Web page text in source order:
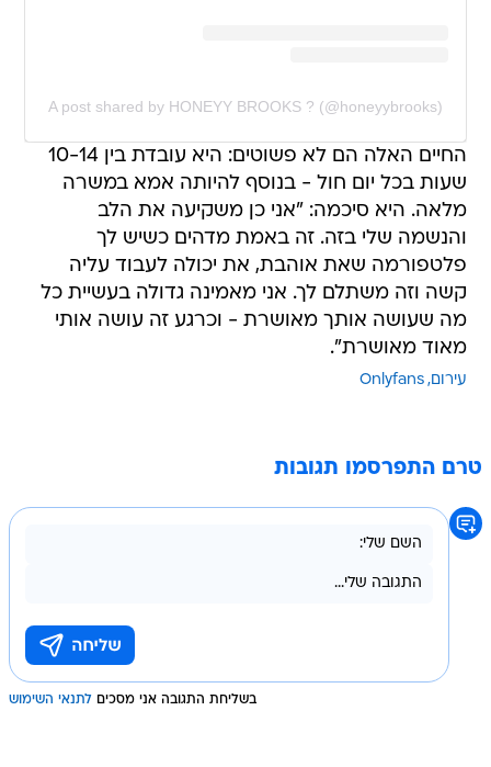
A post shared by HONEYY BROOKS ? (@honeyybrooks)
החיים האלה הם לא פשוטים: היא עובדת בין 10-14
שעות בכל יום חול - בנוסף להיותה אמא במשרה
מלאה. היא סיכמה: "אני כן משקיעה את הלב
והנשמה שלי בזה. זה באמת מדהים כשיש לך
פלטפורמה שאת אוהבת, את יכולה לעבוד עליה
קשה וזה משתלם לך. אני מאמינה גדולה בעשיית כל
מה שעושה אותך מאושרת - וכרגע זה עושה אותי
מאוד מאושרת".
עירום Onlyfans
טרם התפרסמו תגובות
בשליחת התגובה אני מסכים לתנאי השימוש